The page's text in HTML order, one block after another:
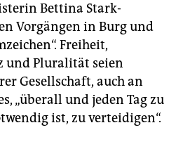
Bettina Stark-
Vorgängen in Burg und
Freiheit,
und Pluralität seien
Gesellschaft, auch an
„überall und jeden Tag zu
ist, zu verteidigen“.